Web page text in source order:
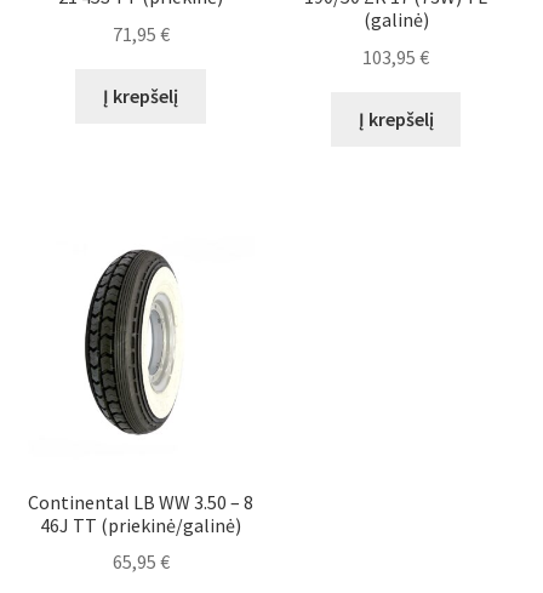
71,95 €
Į krepšelį
(galinė)
103,95€
Į krepšelį
Continental LB WW 3.50 – 8
46J TT (priekinė/galinė)
65,95 €